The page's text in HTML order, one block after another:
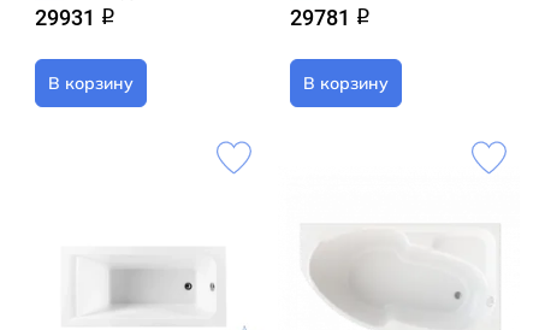
29931 q
В корзину
29781 q
В корзину